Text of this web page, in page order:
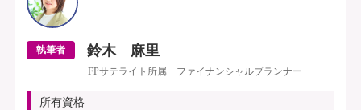
執筆者 鈴木 麻里
FPサテライト所属 ファイナンシャルプランナー
所有資格